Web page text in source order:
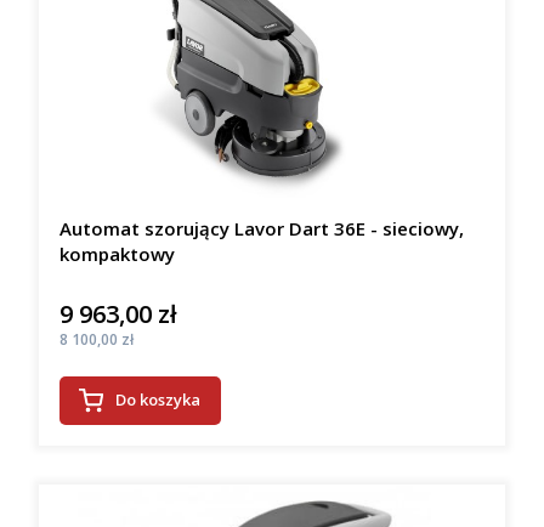
Automat szorujący Lavor Dart 36E - sieciowy,
kompaktowy
Cena
9 963,00 zł
Cena
8 100,00 zł
Do koszyka